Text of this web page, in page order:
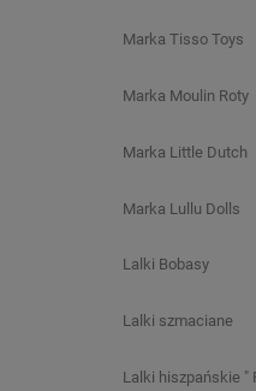
Marka Tisso Toys
Marka Moulin Roty
Marka Little Dutch
Marka Lullu Dolls
Lalki Bobasy
Lalki szmaciane
Lalki hiszpańskie "